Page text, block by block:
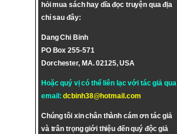
hỏi mua sách hay dĩa đọc truyện qua địa
chỉ sau đây:
Dang Chi Binh
PO Box 255-571
Dorchester, MA. 02125, USA
Hoặc quý vị có thể liên lạc với tác giả qua
email:dcbinh38@hotmail.com
Chúng tôi xin chân thành cám ơn tác giả
và trân trọng giới thiệu đến quý độc giả